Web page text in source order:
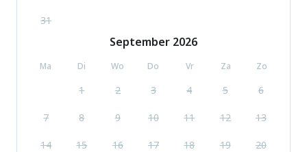
31
September 2026
Ma Di Wo Do Vr Za Zo
1 2 3 4 5 6
7 8 9 10 11 12 13
14 15 16 17 18 19 20